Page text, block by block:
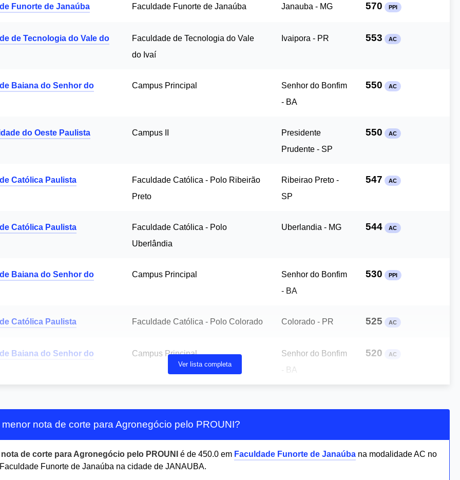
Ver lista completa
Funorte de Janaúba Faculdade Funorte de Janaúba Janauba - MG 570 PPI
de Tecnologia do Vale do
Faculdade de Tecnologia do Vale
do Ivaí
Ivaipora - PR 553 AC
Baiana do Senhor do
Campus Principal
Senhor do Bonfim
- BA
550 AC
do Oeste Paulista Campus II
Presidente
Prudente - SP
550 AC
Católica Paulista
Faculdade Católica - Polo Ribeirão
Preto
Ribeirao Preto -
SP
547 AC
Católica Paulista
Faculdade Católica - Polo
Uberlândia
Uberlandia - MG 544 AC
Baiana do Senhor do
Campus Principal
Senhor do Bonfim
- BA
530 PPI
Católica Paulista Faculdade Católica - Polo Colorado Colorado - PR 525 AC
Baiana do Senhor do
Campus Principal
Senhor do Bonfim
- BA
520 AC
menor nota de corte para Agronegócio pelo PROUNI?
nota de corte para Agronegócio pelo PROUNI é de 450.0 em Faculdade Funorte de Janaúba na modalidade AC no
Funorte de Janaúba na cidade de JANAUBA.